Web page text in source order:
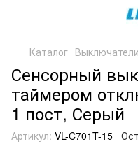
Каталог Выключатели
Сенсорный
таймером
1 пост, Серый
Артикул: VL-C701T-15